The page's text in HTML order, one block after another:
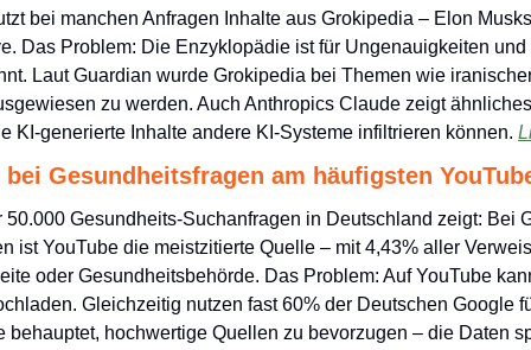
bei manchen Anfragen Inhalte aus Grokipedia – Elon
Das Problem: Die Enzyklopädie ist für Ungenauigkeiten
Laut Guardian wurde Grokipedia bei Themen wie
zu werden. Auch Anthropics Claude zeigt
KI-generierte Inhalte andere KI-Systeme infiltrieren können.
Gesundheitsfragen am häufigsten
50.000 Gesundheits-Suchanfragen in Deutschland zeigt: Bei
ist YouTube die meistzitierte Quelle – mit 4,43% aller
oder Gesundheitsbehörde. Das Problem: Auf YouTube
Gleichzeitig nutzen fast 60% der Deutschen Google
behauptet, hochwertige Quellen zu bevorzugen – die Daten